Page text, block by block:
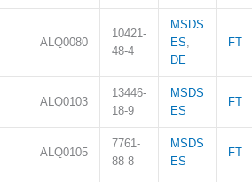
ALQ0080
10421-
48-4
MSDS
ES,
DE
FT
ALQ0103
13446-
18-9
MSDS
ES
FT
ALQ0105
7761-
88-8
MSDS
ES
FT